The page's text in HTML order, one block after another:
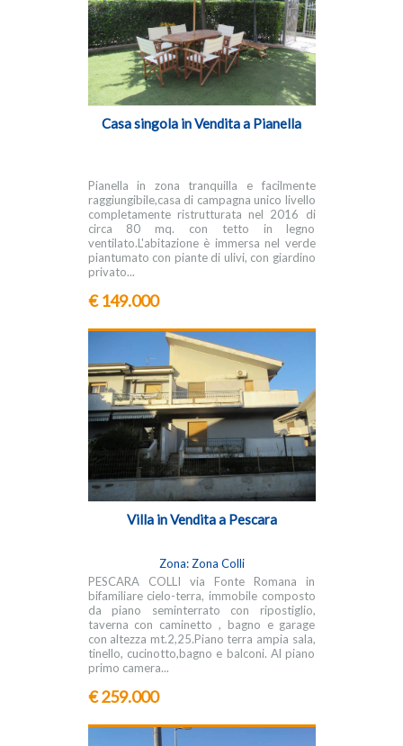
Casa singola in Vendita a Pianella
Pianella in zona tranquilla e facilmente
raggiungibile,casa di campagna unico livello
completamente ristrutturata nel 2016 di
circa 80 mq. con tetto in legno
ventilato.L'abitazione è immersa nel verde
piantumato con piante di ulivi, con giardino
privato...
€ 149.000
Villa in Vendita a Pescara
Zona: Zona Colli
PESCARA COLLI via Fonte Romana in
bifamiliare cielo-terra, immobile composto
da piano seminterrato con ripostiglio,
taverna con caminetto , bagno e garage
con altezza mt.2,25.Piano terra ampia sala,
tinello, cucinotto,bagno e balconi. Al piano
primo camera...
€ 259.000